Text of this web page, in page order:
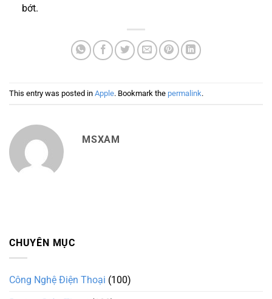
bớt.
This entry was posted in Apple. Bookmark the permalink.
MSXAM
CHUYÊN MỤC
Công Nghệ Điện Thoại (100)